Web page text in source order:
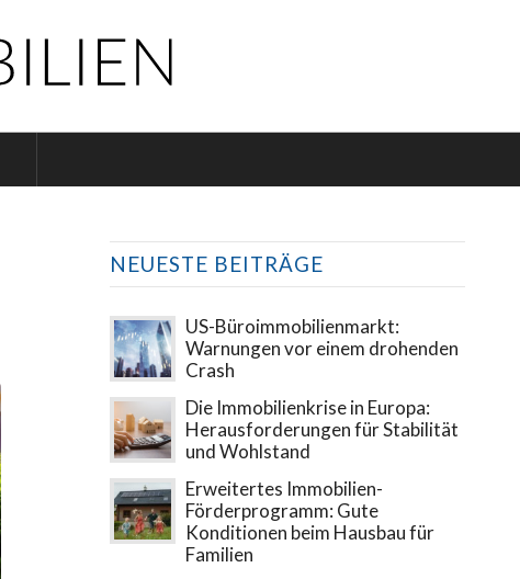
NEUESTE BEITRÄGE
US-Büroimmobilienmarkt:
Warnungen vor einem drohenden
Crash
Die Immobilienkrise in Europa:
Herausforderungen für Stabilität
und Wohlstand
Erweitertes Immobilien-
Förderprogramm: Gute
Konditionen beim Hausbau für
Familien